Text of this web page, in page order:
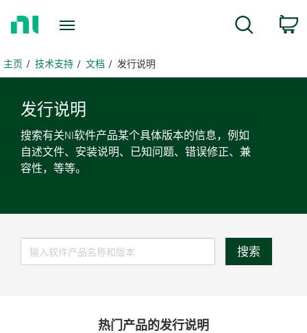
页主页 技术支持 文档 发行说明
发行说明
搜索有关NI软件产品某个具体版本的信息，例如
自述文件、安装说明、已知问题、错误修正、兼
容性，等等。
搜索
热门产品的发行说明